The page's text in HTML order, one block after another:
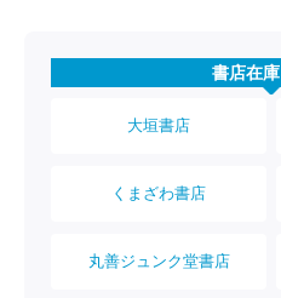
書店在
大垣書店
くまざわ書店
丸善ジュンク堂書店